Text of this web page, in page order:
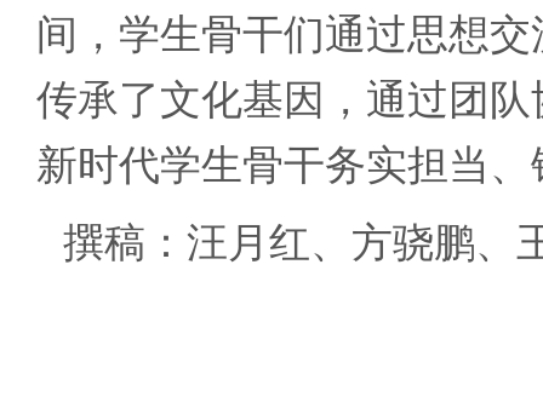
间，学生骨干们通过思想
传承了文化基因，通过团
新时代学生骨干务实担当
撰稿：汪月红、方骁鹏、